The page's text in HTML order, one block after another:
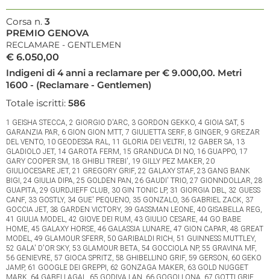
Corsa n. 3
PREMIO GENOVA
RECLAMARE - GENTLEMEN
€ 6.050,00
Indigeni di 4 anni a reclamare per € 9.000,00. Metri
1600 - (Reclamare - Gentlemen)
Totale iscritti: 586
1 GEISHA STECCA, 2 GIORGIO D'ARC, 3 GORDON GEKKO, 4 GIOIA SAT, 5 GARANZIA PAR, 6 GION GION MTT, 7 GIULIETTA SERF, 8 GINGER, 9 GREZAR DEL VENTO, 10 GEODESSA RAL, 11 GLORIA DEI VELTRI, 12 GABER SA, 13 GLADIOLO JET, 14 GAROTA FERM, 15 GRANDUCA DI NO, 16 GUAPPO, 17 GARY COOPER SM, 18 GHIBLI TREBI', 19 GILLY PEZ MAKER, 20 GIULIOCESARE JET, 21 GREGORY GRIF, 22 GALAXY STAF, 23 GANG BANK BIGI, 24 GIULIA DIPA, 25 GOLDEN PAN, 26 GAUDI' TRIO, 27 GIONNDOLLAR, 28 GUAPITA, 29 GURDJIEFF CLUB, 30 GIN TONIC LP, 31 GIORGIA DBL, 32 GUESS CANF, 33 GOSTLY, 34 GUE' PEQUENO, 35 GONZALO, 36 GABRIEL ZACK, 37 GOCCIA JET, 38 GARDEN VICTORY, 39 GASSMAN LEONE, 40 GISABELLA REG, 41 GIULIA MODEL, 42 GIOVE DEI RUM, 43 GIULIO CESARE, 44 GO BABE HOME, 45 GALAXY HORSE, 46 GALASSIA LUNARE, 47 GION CAPAR, 48 GREAT MODEL, 49 GLAMOUR SFERR, 50 GARIBALDI RICH, 51 GUINNESS MUTTLEY, 52 GALA' D'OR SKY, 53 GLAMOUR BETA, 54 GOCCIOLA NP, 55 GRAVINA MF, 56 GENIEVRE, 57 GIOCA SPRITZ, 58 GHIBELLINO GRIF, 59 GERSON, 60 GEKO JAMP, 61 GOOGLE DEI GREPPI, 62 GONZAGA MAKER, 63 GOLD NUGGET MARK, 64 GABELLAGAL, 65 GODIVA LAN, 66 GOGOLLONA, 67 GOTTI GRIF, 68 GARA TU TAGG, 69 GIGIBIGIO JET, 70 GALASSIA GIELLE, 71 GLORIA TUA GIOVE, 72 GUARCINO AVAL, 73 GIGINO FALU, 74 GABRY PAN, 75 GUY ZACK LG, 76 GINKGO SM, 77 GELSO BIANCO, 78 GOCCIA DI MARE, 79 GAS GAS BIG EFFE, 80 GOLDEN GAR, 81 GRAND PRIX, 82 GO PLUS SM, 83 GHILBERT SM, 84 GILERA, 85 GISCALA SI, 86 GIUSY SM, 87 GHOSTILE ORS, 88 GRANDOR JET, 89 GUZZI OP, 90 GODIVA OP, 91 GIRARDENGO PLAY, 92 GINTONIC VAD, 93 GAME WIN SM, 94 GICA SPRITZ, 95 GIMONDI JET, 96 GOWAN LAUMAR, 97 GUAPA WISE L, 98 GEMMAKIARA WIND, 99 GIORDANA, 100 GLORYANDGOLD ARI, 101 GESSICA DE GLERIS, 102 GIOIA MIA COL, 103 GOMBITELLI, 104 GOOD LUCK FI, 105 GLAMOUR TRIO, 106 GIUDITH ROB GRIF, 107 GREGORY STAR, 108 GUINEA MATTO, 109 GIAC HOLZ, 110 GIANGASTONE CLA, 111 GODZILLA FONT, 112 GINEVRA TAB, 113 GIOVE DEL RONCO, 114 GRACEKELLYMUTTLEY, 115 GIULIOSS, 116 GIGLI, 117 GALASSIA SM, 118 GUENDA DI CASEI, 119 GEMMA PLAY, 120 GORDIO SL, 121 GOTIE' BLACK, 122 GIAGUARO, 123 GENNYFERPER, 124 GOLD DI CELLE, 125 GOODEASTER OP, 126 GOLDY PETRAL, 127 GIGLIOTIGRATO, 128 GAMORGEA DEI RUM, 129 GOLDIE LUX, 130 GIGLIO JET, 131 GEORGE, 132 GLUCOSIO, 133 GINEVRA AV, 134 GIAKY PRAV, 135 GREAT TIME FERM, 136 GRETA PRINCESS, 137 GO SMOK MANY, 138 GAXA, 139 GRANART DI CASEI, 140 GIUSQUIAMO, 141 GLACIAL FAMILY, 142 GLOWING D'ARC, 143 GULLIT, 144 GAGNANT ROA, 145 GERARDIN AN, 146 GIOIA DEGLIULIVI, 147 GAIA'S LIFE, 148 GLAMOUR WISE L, 149 GLAUCO DEL PRI, 150 GINNY CAST, 151 GIULYSS, 152 GIAVA DEI GREPPI, 153 GLENNCLOSE TREB, 154 GIOVI EFFE, 155 GUINET SM, 156 GASTRINA PHIL, 157 GINSENG, 158 GORNJA D'AGHI, 159 GLOBAL SUNRISE LF, 160 GALENA SSM, 161 GIULIA REGAL, 162 GERALDINE BAR, 163 GLUCOSIO PHIL, 164 GRACE TOP, 165 GIOIOSA GALIS, 166 GALILEO JET, 167 GOLDEN RIVER PAR, 168 GIORGIA CGR, 169 GIRARDENGO GM, 170 GUARANA' HP, 171 GIUSY OP, 172 GIUPPITER SM, 173 GLOCK POINT, 174 GIORDANYA LJ, 175 GRAN PRIX MAV, 176 GLORIOUS MEN, 177 GASTON GRIF, 178 GIOIA DEGLI DEI, 179 GOYA DEL RONCO, 180 GONZALES MANY, 181 GUADALUPE SPAV, 182 GIASMIN CAL, 183 GIULIA GIEGI, 184 GRAN DON RAFFAELE, 185 GOCCIA PRAD, 186 GLENDA BI, 187 GILDA SAN, 188 GODSAVETHEQUEEN, 189 GINGER BAR, 190 GINGER GSO, 191 GRAN BELLA FI, 192 GLADYS GRIF, 193 GUARANA' DIPA, 194 GRANELLA DIPA, 195 GEA PAX, 196 GALICYA, 197 GHANDI DEI GREPPI, 198 GOLDUST, 199 GEREMIA TREBI', 200 GINESTRA FAS, 201 GANDALF W FIOR, 202 GILL FRANCIS, 203 GINA SPRITZ, 204 GEA ORS, 205 GRETEL, 206 GINGER GADD, 207 GUERRIERA JET, 208 GUINEA, 209 GOKU, 210 GREASE BI, 211 GIOGIO', 212 GERICO, 213 GODZILLA SAN, 214 GRAVITY WISE L, 215 GRAND PRIX PAR, 216 GRINTA ROSS, 217 GUFO LZ, 218 GEMILIA RL, 219 GLORIA DL, 220 GETAWAY LG, 221 GIORGIO JOY, 222 GARGANTUA FONT, 223 GINGER BRU, 224 GILDA SPRITZ, 225 GALAPAGO, 226 GREEN EXPRESS, 227 GALAXY WISE L, 228 GABRY SM, 229 GRAYCE TF, 230 GIOIA SBI, 231 GUENDA SM, 232 GRIZZO JET, 233 GOLEADOR FOREST, 234 GIGAVELOCE, 235 GENNIFER PRED, 236 GRINTA GAS LIPPI, 237 GRANDE GATSBY LG, 238 GEORGE DEGLIULIVI, 239 GOLDEN D'ARC, 240 GOCCIA DEGLIULIVI, 241 GHALI PETRAL, 242 GIOVE PAX, 243 GINESTRA, 244 GRAFFIO AZZURRO, 245 GIS DELL'OLMO, 246 GUAPO MD, 247 GIUNONE PAX, 248 GUCCI WIND, 249 GASTON RUB, 250 GLOBAL COK LF, 251 GALAXY OP, 252 GRIFONE BY TONY, 253 GHEMON COL, 254 GEORGEBEST TREB, 255 GRANDSOIREE BIGI, 256 GABRYEL COL, 257 GATTUSO, 258 GUENDA, 259 GALLES DEI GREPPI, 260 GRAZIA BIG EFFE, 261 GIOTTO LEONE SAT, 262 GINA LUX, 263 GIANCA CAPAR, 264 GIALAPPAS MATTO, 265 GOCCIA DEI VENTI, 266 GLORIA BABA, 267 GIUNONE JET, 268 GIOIETTA, 269 GRAZIA DEI RONCHI, 270 GUATEMALA VIK, 271 GUAPO, 272 GIOIA LL, 273 GREGORY VEZ, 274 GIORDANO, 275 GIUPITER LUX, 276 GIACINTO PAX, 277 GENGIS KHAN NOBEL, 278 GHIACCIO, 279 GEREMIA JET, 280 GAG DEL RONCO, 281 GAUGUIN WAR, 282 GABRIELLONE, 283 GEORGIA BOURBON, 284 GOLDIE STAR, 285 GUNTER BLACK, 286 GINGER COL, 287 GANDHI, 288 GI PIPER, 289 GRANDUCA SAT, 290 GEA GPD, 291 GALENO MAIL, 292 GIUSEPPE, 293 GHIBBS FRANCIS, 294 GOKU REK, 295 GACRUX MAIL, 296 GILLISTAR DEI RUM, 297 GUAPO BETA, 298 GITANA GRIF, 299 GITANO BOSS, 300 GOLDBET WISE L, 301 GEKI RL, 302 GUNDAM SM, 303 GULLIVER MOON, 304 GUSION MO, 305 GLITTER ORS, 306 GLORIA US, 307 GOLD AV, 308 GALASSIA LJ, 309 GLAMOUR VF, 310 GILBERTO GIL, 311 GESON PRED, 312 GILMAR DI RUGGI, 313 GUAPA BIG LAKSMY, 314 GIOIACON BIG EFFE, 315 GOBRINA JET, 316 GIKEN BREED, 317 GRIFON B SM, 318 GIADA REK, 319 GULLIVERGAL, 320 GIAKI DIPA, 321 GUIGLIA BAN, 322 GENERALE DVS, 323 GRAND OPERA, 324 GLITTER RL, 325 GUARANA', 326 GRIFFE JET, 327 GIRAVOLTA, 328 GOLIA PETRAL, 329 GINGER FORGETCANF, 330 GINEVRA MARK, 331 GHEMON LOR, 332 GUAIO, 333 GIOVI DB, 334 GENERALSTILE ORS, 335 GIOIA PURA DAY, 336 GAIO DI CUMA, 337 GIVE ME BLACK, 338 GABER TRIO, 339 GINZA MO, 340 GEA CAS, 341 GINEVRA LIGHT, 342 GUTTUSO ROB GRIF, 343 GERARD DEGA, 344 GREAT STAR AV, 345 GRETA MOW, 346 GUDIYA FEMAR, 347 GO BABY GO LEONE, 348 GINEVRA THREE GSM, 349 GALLIUS, 350 GRACE EFFE, 351 GAETANIOR, 352 GABANA, 353 GARDEL Q GRIF, 354 GRANIT D'OR, 355 GYN, 356 GIOIA TRGF RISAIA, 357 GAMBLER TRIO, 358 GIOVE CAF, 359 GINKO HP, 360 GEORGE DEL SILE, 361 GIGA BAG, 362 GIUNONE MANY, 363 GOLDEN JET, 364 GATTOPARDO BALDO, 365 GRAZIOSAGAL, 366 GIULIA ITALIA, 367 GALILEO TREBI', 368 GILDA ORS, 369 GHINEA GRIF, 370 GENIUS SERGIO, 371 GILDA CAP, 372 GINEVRA DALY FONT, 373 GRANITO JET, 374 GALAXY STALLION, 375 GHOST LAKSMY, 376 GENEVE KB FONT, 377 GIANNONE OF BROWN, 378 GHE SEMMU' ROSA, 379 GATTARESSA JET, 380 GUELFA WISE L, 381 GIUNONE MAIL, 382 GADDO, 383 GWENDA LEON, 384 GANZA, 385 GIUNONE, 386 GERONIMO JET, 387 GARDENIA OF BROWN, 388 GOTEBORG IZ, 389 GIAGIUWILL BIGI, 390 GOYA GRIF, 391 GAIA AS, 392 GHIBLI DEI GREPPI, 393 GOLDEN TICKET, 394 GREAT FEELING RUN, 395 GENESIS NAP, 396 GOOD EXPLOIT COL, 397 GAIA D'ALVIO, 398 GLADIC DOCTOR, 399 GALILEO LUX, 400 GIVE ME LOVE BAR, 401 GALA WISE L, 402 GAIA LL, 403 GIOVINEZZA BELLA, 404 GLEDISS, 405 GAIA SCO, 406 GILLAZ, 407 GARFIELD SPAV, 408 GIORDY JACK, 409 GIGI GHO' ING, 410 GALILEO IZ, 411 GALIUS MARK, 412 GALILEO AM, 413 GIACOMINO GB, 414 GINEBRA DIPI, 415 GIULIETTA CLAN, 416 GATSBY GEC, 417 GHOST, 418 GABEK ST, 419 GARIBALDI GRIF, 420 GRACE PIZZ, 421 GUBALDO GSO, 422 GROZER, 423 GIUA' DIPA, 424 GABRIELLE Q GRIF, 425 GIOIA DIPA, 426 GIANNA DEI GREPPI, 427 GARIN LUBI, 428 GASGAS BFC, 429 GLORY PAN, 430 GIORGIA DEL RONCO, 431 GOLIA SM, 432 GINGER BAGGINS, 433 GELSI JAMP, 434 GOODDAY DI POGGIO, 435 GOSHEBA, 436 GOAL BI, 437 GREEN ECONOMY PAR, 438 GANGSTER ZAN, 439 GIUSVALLA, 440 GABBIANELLA JET, 441 GOCCIA DEL SILE, 442 GENNY GIO, 443 GRIFO D'ALVIO, 444 GANGIOZ, 445 GASTON ROC, 446 GUENDALINA, 447 GIADOR JET, 448 GREEN PASS ORO, 449 GYOA DI MELETRO, 450 GREYGOOSE, 451 GETWAY FG, 452 GORGEOUS GEORGE, 453 GUENDA BRO, 454 GELSOMINO, 455 GIOTTO CLA, 456 GRETA GRIF, 457 GIADA WINNER, 458 GRIGNOLINO ROC, 459 GEMINI AS, 460 GUSTO LUIS, 461 GIOIA BAN, 462 GENNY LJ, 463 GLADIUS MAIL, 464 GEA ZACK, 465 GEM SKY, 466 GIOIAPURA, 467 GARDENIA AV, 468 GIULIA ROBIN, 469 GRIZZETTI LAKSMY, 470 GINA CAP, 471 GLAM MAIL, 472 GOGOL, 473 GENGIS KHAN, 474 GUAPA DSM, 475 GLERA ROC, 476 GIORGIA AGAIN, 477 GENESIOSODANO PAR, 478 GIOSTAR DEI RUM, 479 GARLAND BREED, 480 GES BLACK, 481 GOODBYE, 482 GRACE DEGLIULIVI, 483 GWYNETH VIMAR, 484 GEORGE GROUP, 485 GIULIOCESARE, 486 GB JUNIOR, 487 GALLIPOLI ROC, 488 GEO BLACK, 489 GIN TONIC CAP, 490 GRETA LEON SF, 491 GANDIA FIOR, 492 GNU JET, 493 GINEVRA DI NO, 494 GRANDEUR FAS, 495 GRACE TOR, 496 GADAMES OP, 497 GO ON CRAZYBOY JO, 498 GRINTO DEL BRENTA, 499 GIALAPPAS FI, 500 GLIDE WISE AS, 501 GAIA GRIF, 502 GABRIELA, 503 GUINNESS WORD, 504 GIORGIA ALTER, 505 GALAWAY, 506 GANDHI DI CASEI, 507 GIOIELLO DSE, 508 GENNIFER NOBEL, 509 GREG DI GIRIFALCO, 510 GHEPARDO INDAL, 511 GIORDAN KRIS, 512 GALAXY DEL CIRCEO, 513 GINN LUX, 514 GITANA, 515 GINKO, 516 GESSICA, 517 GIO MAR, 518 GUMU, 519 GALASSIA BAG, 520 GINGER REGAL, 521 GRIFONDORO ADRI, 522 GIOIELLA, 523 GOLDWING FEMAR, 524 GIORGIA OP, 525 GHOST DI CUMA, 526 GIGI HADID ERRE, 527 GEREMIA, 528 GOLDRAKE SM, 529 GIUDITTA DVS, 530 GIGANTE, 531 GIO' GITI, 532 GLICEMIA PHIL, 533 GRAND GRACE LJ, 534 GIRY BLACK, 535 GRANCHI FM DEL (B), 536 GLADIATORE RISHOW, 537 GUAPA GRIF, 538 GARRET LG, 539 GENERAL DU NOBEL, 540 GIGANT, 541 GALAXY BABA, 542 GOLDEN DROP SSM, 543 GOGO GO, 544 GHIRON ZAN, 545 GIORGIA CASH, 546 GUS FRING, 547 GRERY SAGE, 548 GAIA PAN, 549 GLERA, 550 GUANTANAMERA LG, 551 GILLY GRIF, 552 GALAXY SE, 553 GUBBIO, 554 GAIA, 555 GULLIVER EK, 556 GIBILISCA, 557 GOOGLE BI, 558 GARRISON DANCE, 559 GALAXY WF, 560 GERMANIA, 561 GUINNESS TOR, 562 GIANGO DIPA, 563 GIOTTO, 564 GALATEA MOON, 565 GRACE KELLY MONT, 566 GERBERA JET, 567 GIGLIO DEGLI DEI, 568 GOLDENBOY COL, 569 GELOSIA D'AMORE, 570 GRASSIA EFFE, 571 GUISARDA ASM, 572 GOOGOO THOR, 573 GOSPEL JET, 574 GIOIA DEL RONCO, 575 GISLI DI MELETRO, 576 GINGEROGERSVIT, 577 GINEFRA LIM, 578 GIULIA SPRITZ, 579 GRACE LAKSMY, 580 GIGI JET, 581 GEORGE VALDIMAR, 582